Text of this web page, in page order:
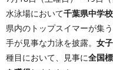
水泳場において千葉県中学
県内のトップスイマーが集
手が見事な力泳を披露。 女
種目において、見事に全国